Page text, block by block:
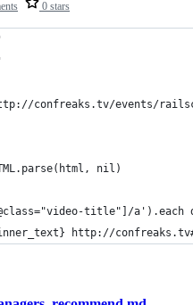
0 stars
confreaks.tv/events/
nil)
title"]/a').each
http://